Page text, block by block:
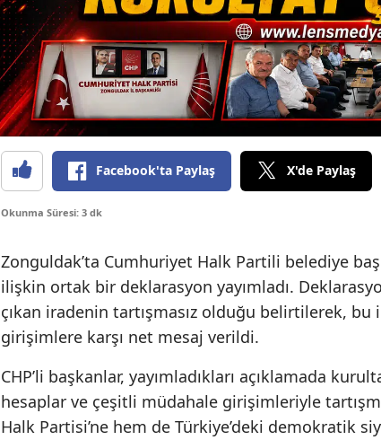
Facebook'ta Paylaş X'de Paylaş
Okunma Süresi: 3 dk
Zonguldak’ta Cumhuriyet Halk Partili belediye
ilişkin ortak bir deklarasyon yayımladı.
çıkan iradenin tartışmasız olduğu belirtilerek,
girişimlere karşı net mesaj verildi.
CHP’li başkanlar, yayımladıkları açıklamada
hesaplar ve çeşitli müdahale girişimleriyle
Halk Partisi’ne hem de Türkiye’deki demokratik